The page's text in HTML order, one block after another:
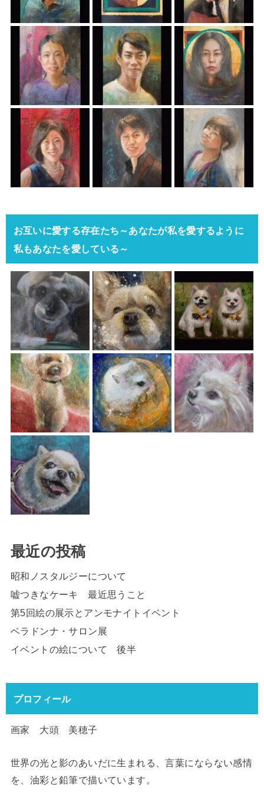
お互いに愛する存在たち～あなたが私を愛するように
私もあなたを愛している～
最近の投稿
昭和ノスタルジーについて
嘘つきなケーキ 最近思うこと
第5回絵の展示とアンモナイトイベント
ベラドンナ・サロン展
イベントの絵について 後半
プロフィール
画家 大頭 美穂子
世界の光と影のあいだに生まれる、言葉にならない感情
を、油彩と鉛筆で描いています。